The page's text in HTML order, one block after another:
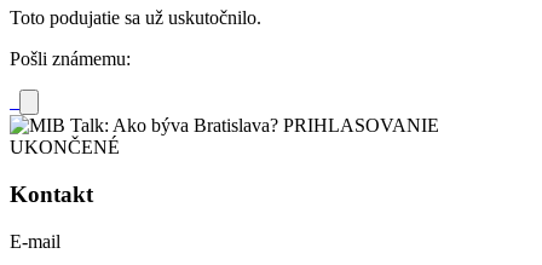
Toto podujatie sa už uskutočnilo.
Pošli známemu:
Kontakt
E-mail